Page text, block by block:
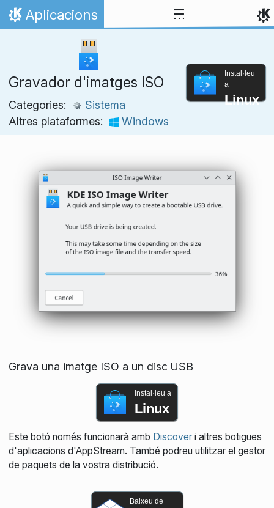
Salta fins al contingut
Inici
Aplicacions
Gravador d'imatges ISO
Categories:
Sistema
Altres plataformes:
Windows
Instal·leu
a
Linux
Grava una imatge ISO a un disc USB
Instal·leu a
Linux
Este botó només funcionarà amb Discoveri altres botigues
d'aplicacions d'AppStream. També podreu utilitzar el gestor
de paquets de la vostra distribució.
Baixeu de